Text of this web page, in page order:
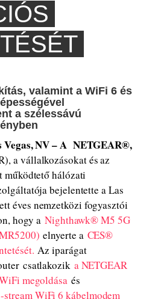
valamint a WiFi 6 és
a szélessávú
Vegas, NV – A NETGEAR®,
a vállalkozásokat és az
hálózati
bejelentette a Las
éves nemzetközi fogyasztói
hogy aNighthawk® M5 5G
elnyerte a CES®
Az iparágat
csatlakozik a NETGEAR
megoldásaés
WiFi 6 kábelmodem